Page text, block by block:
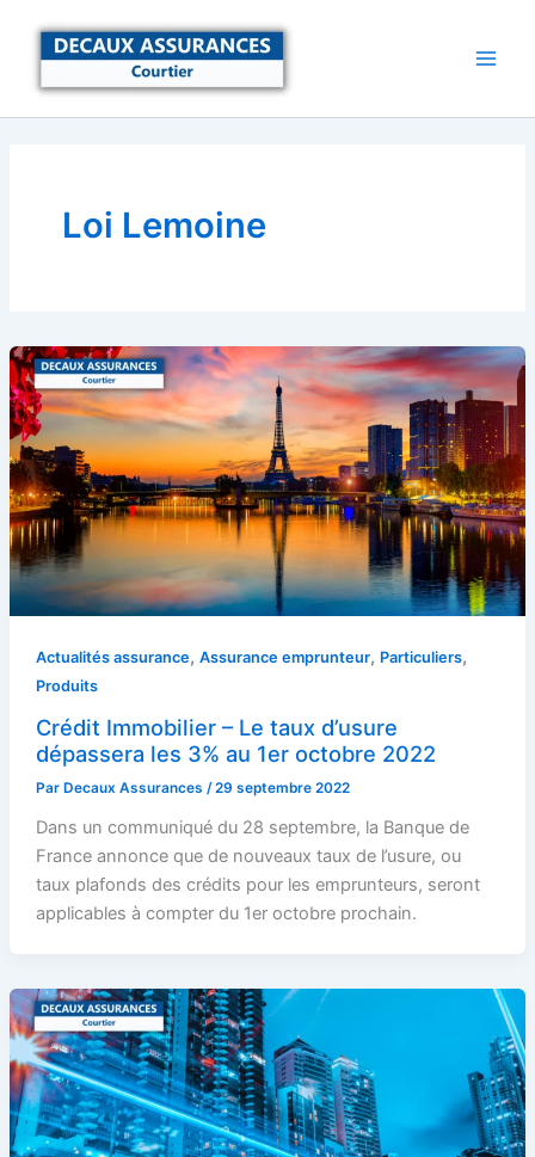
Loi Lemoine
Actualités assurance, Assurance emprunteur, Particuliers,
Produits
Crédit Immobilier – Le taux d’usure
dépassera les 3% au 1er octobre 2022
Par Decaux Assurances /29 septembre 2022
Dans un communiqué du 28 septembre, la Banque de
France annonce que de nouveaux taux de l’usure, ou
taux plafonds des crédits pour les emprunteurs, seront
applicables à compter du 1er octobre prochain.